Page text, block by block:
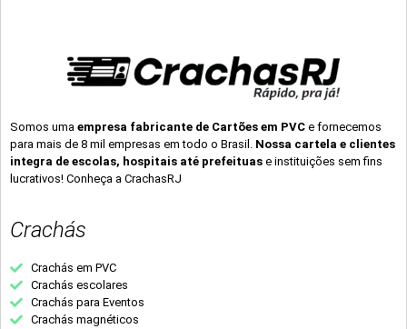
Somos uma empresa fabricante de Cartões em PVC e fornecemos
para mais de 8 mil empresas em todo o Brasil. Nossa cartela e clientes
integra de escolas, hospitais até prefeituas e instituições sem fins
lucrativos! Conheça a CrachasRJ
Crachás
Crachás em PVC
Crachás escolares
Crachás para Eventos
Crachás magnéticos